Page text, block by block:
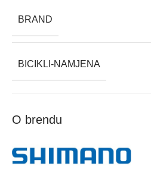
BRAND
BICIKLI-NAMJENA
O brendu